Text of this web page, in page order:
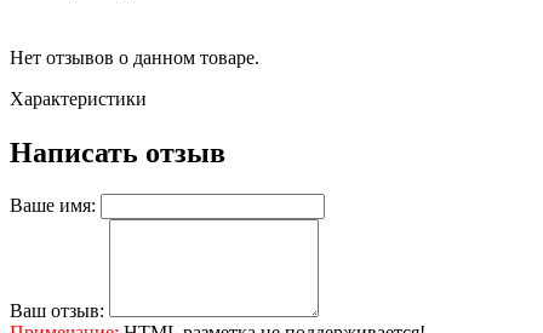
Нет отзывов о данном товаре.
Характеристики
Написать отзыв
Ваше имя:
Ваш отзыв: